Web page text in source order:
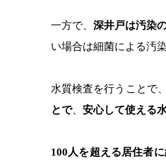
一方で、 深井戸は汚染
い場合は細菌による汚
水質検査を行うことで
とで、 安心して使える
100 人を超える居住者